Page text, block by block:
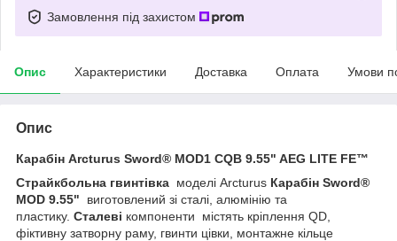
Замовлення під захистом
Опис Характеристики Доставка Оплата Умови
Опис
Карабін Arcturus Sword® MOD1 CQB 9.55" AEG LITE FE™
Страйкбольна гвинтівка моделі Arcturus Карабін Sword®
MOD 9.55"
виготовлений зі сталі, алюмінію та
пластику. Сталеві компоненти містять кріплення QD,
фіктивну затворну раму, гвинти цівки, монтажне кільце